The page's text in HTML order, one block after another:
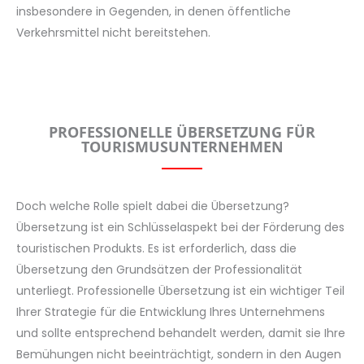
insbesondere in Gegenden, in denen öffentliche
Verkehrsmittel nicht bereitstehen.
PROFESSIONELLE ÜBERSETZUNG FÜR
TOURISMUSUNTERNEHMEN
Doch welche Rolle spielt dabei die Übersetzung?
Übersetzung ist ein Schlüsselaspekt bei der Förderung des
touristischen Produkts. Es ist erforderlich, dass die
Übersetzung den Grundsätzen der Professionalität
unterliegt. Professionelle Übersetzung ist ein wichtiger Teil
Ihrer Strategie für die Entwicklung Ihres Unternehmens
und sollte entsprechend behandelt werden, damit sie Ihre
Bemühungen nicht beeinträchtigt, sondern in den Augen